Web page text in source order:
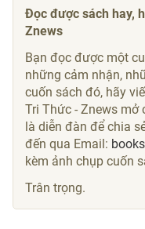
Đọc được sách hay,
Znews
Bạn đọc được một
những cảm nhận,
cuốn sách đó, hãy
Tri Thức - Znews mở
là diễn đàn để chia
đến qua Email:
kèm ảnh chụp cuốn
Trân trọng.